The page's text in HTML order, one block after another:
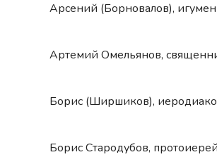
Арсений (Борновалов), игумен
Артемий Омельянов,
Борис (Ширшиков),
Борис Стародубов, протоиерей